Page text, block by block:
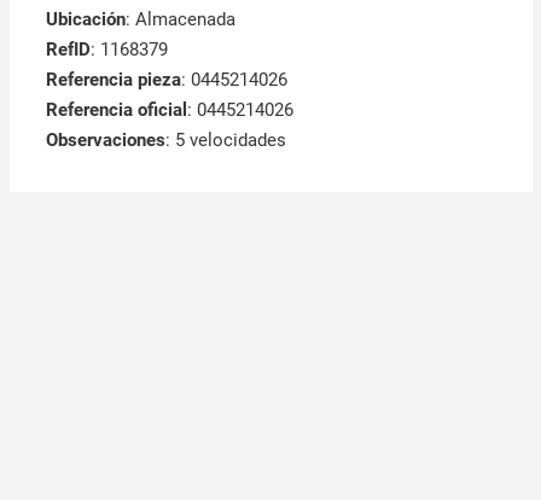
Ubicación: Almacenada
RefID: 1168379
Referencia pieza: 0445214026
Referencia oficial : 0445214026
Observaciones: 5 velocidades